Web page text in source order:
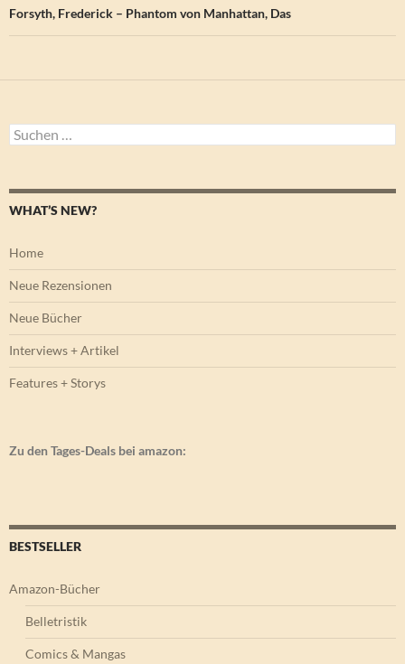
Forsyth, Frederick – Phantom von Manhattan, Das
Suchen
nach:
WHAT’S NEW?
Home
Neue Rezensionen
Neue Bücher
Interviews + Artikel
Features + Storys
Zu den Tages-Deals bei amazon:
BESTSELLER
Amazon-Bücher
Belletristik
Comics & Mangas